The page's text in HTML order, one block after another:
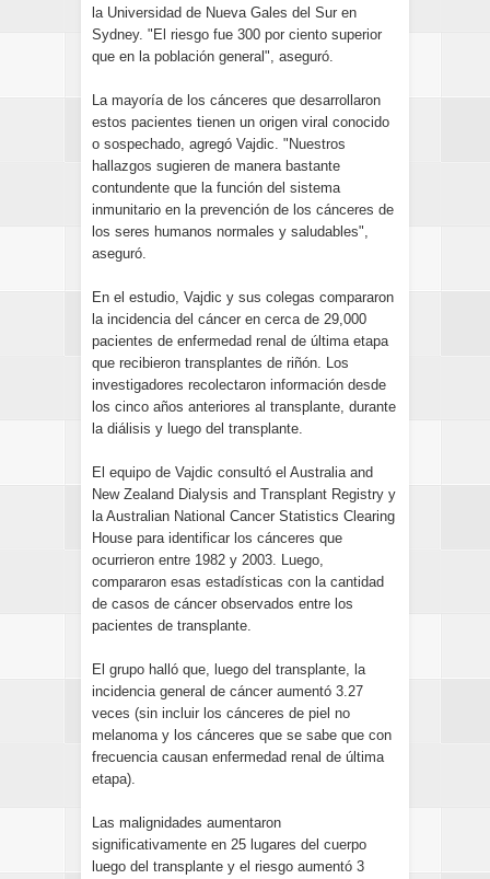
la Universidad de Nueva Gales del Sur en
Sydney. "El riesgo fue 300 por ciento superior
que en la población general", aseguró.
La mayoría de los cánceres que desarrollaron
estos pacientes tienen un origen viral conocido
o sospechado, agregó Vajdic. "Nuestros
hallazgos sugieren de manera bastante
contundente que la función del sistema
inmunitario en la prevención de los cánceres de
los seres humanos normales y saludables",
aseguró.
En el estudio, Vajdic y sus colegas compararon
la incidencia del cáncer en cerca de 29,000
pacientes de enfermedad renal de última etapa
que recibieron transplantes de riñón. Los
investigadores recolectaron información desde
los cinco años anteriores al transplante, durante
la diálisis y luego del transplante.
El equipo de Vajdic consultó el Australia and
New Zealand Dialysis and Transplant Registry y
la Australian National Cancer Statistics Clearing
House para identificar los cánceres que
ocurrieron entre 1982 y 2003. Luego,
compararon esas estadísticas con la cantidad
de casos de cáncer observados entre los
pacientes de transplante.
El grupo halló que, luego del transplante, la
incidencia general de cáncer aumentó 3.27
veces (sin incluir los cánceres de piel no
melanoma y los cánceres que se sabe que con
frecuencia causan enfermedad renal de última
etapa).
Las malignidades aumentaron
significativamente en 25 lugares del cuerpo
luego del transplante y el riesgo aumentó 3